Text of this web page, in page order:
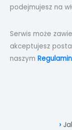
podejmujesz na
Serwis może
akceptujesz
naszym